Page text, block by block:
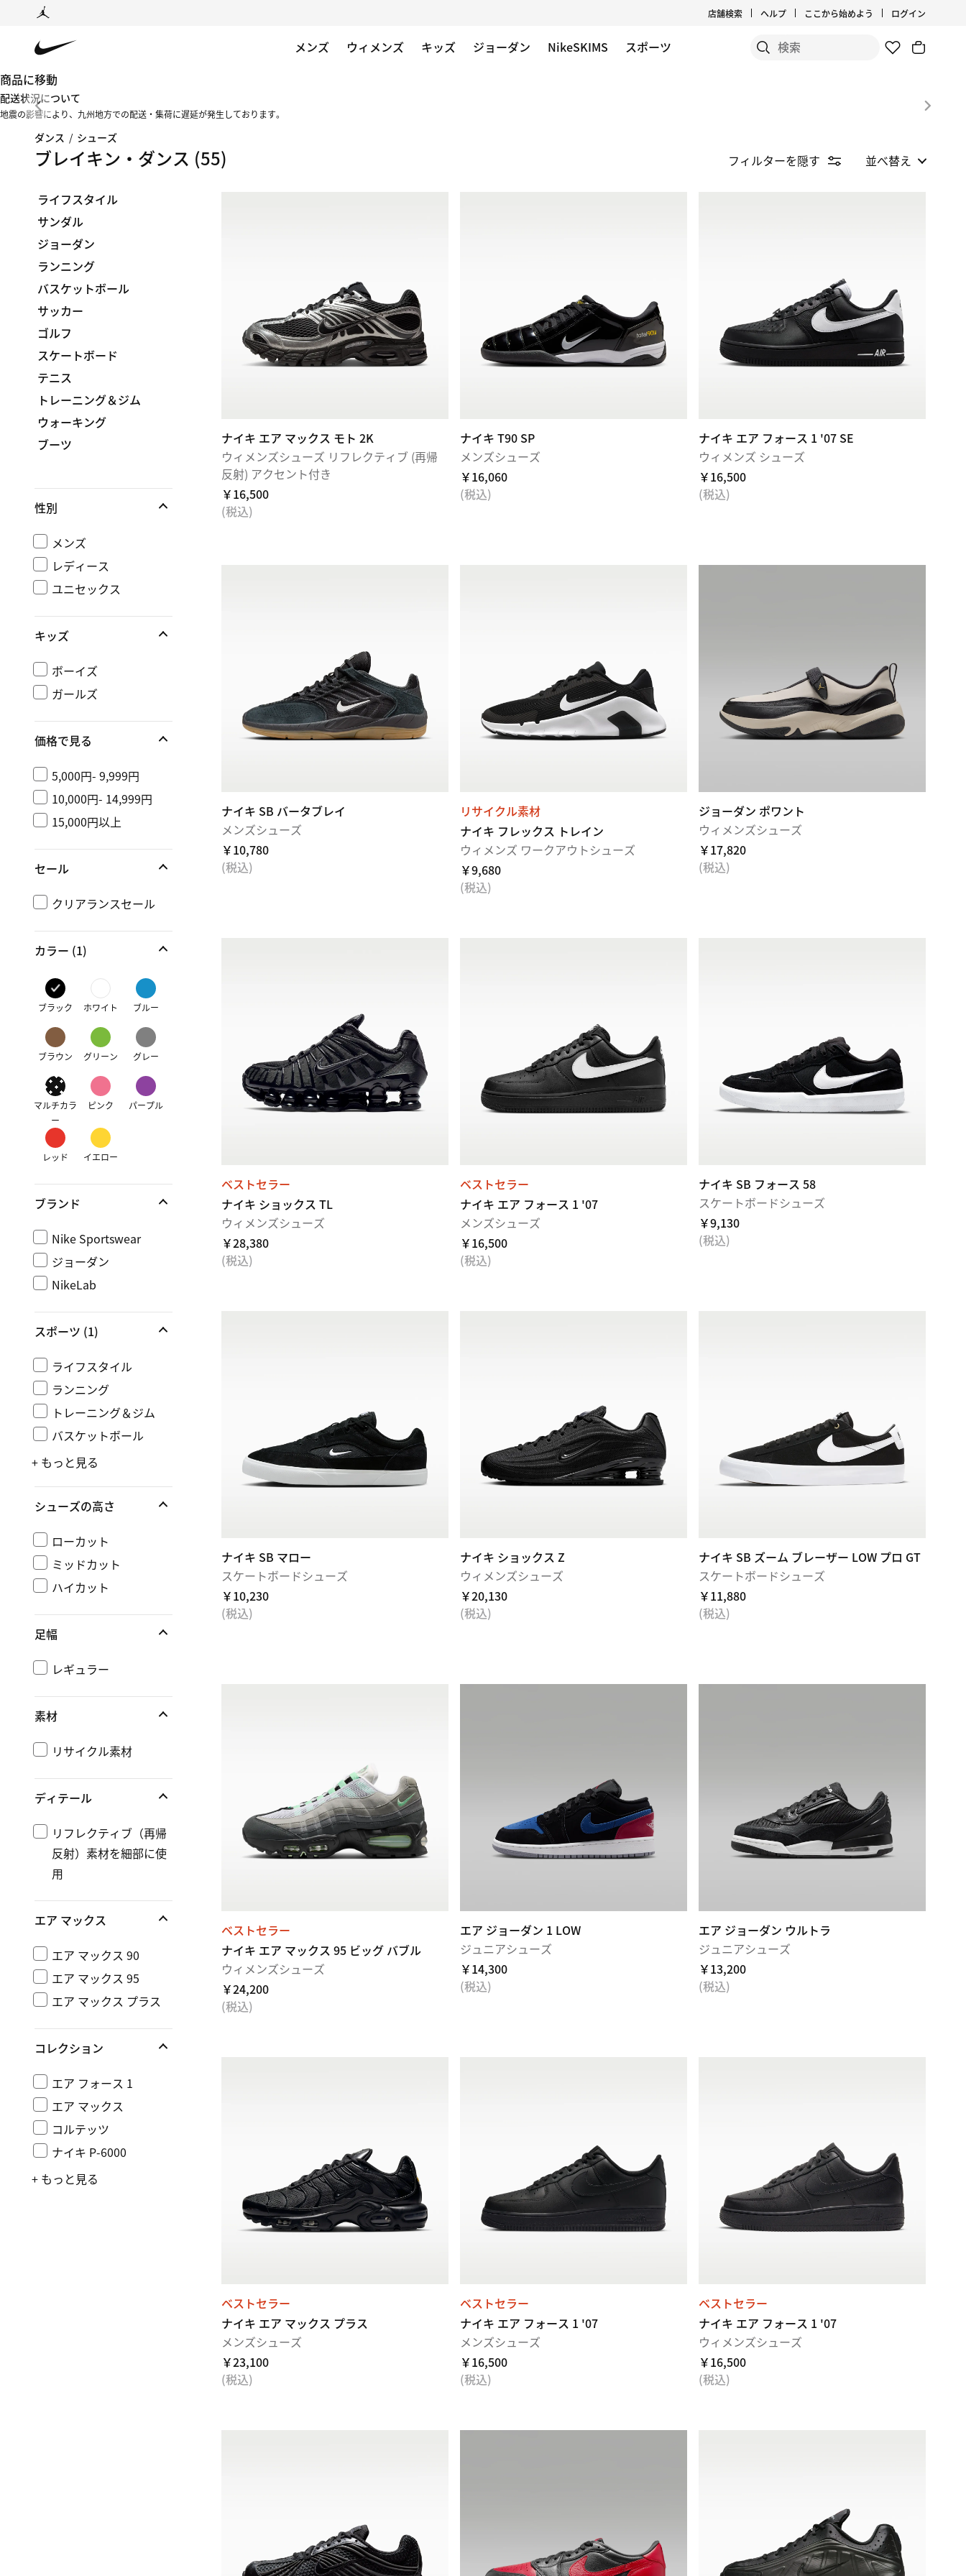
店舗検索 ヘルプ ここから始めよう ログイン
メンズ ウィメンズ キッズ ジョーダン NikeSKIMS
スポーツ
商品に移動
配送状況について
地震の影響により、九州地方での配送・集荷に遅延が発生しております。
ダンス / シューズ
ブレイキン・ダンス (55) フィルターを隠す 並べ替え
ライフスタイル
サンダル
ジョーダン
ランニング
バスケットボール
サッカー
ゴルフ
スケートボード
テニス
トレーニング＆ジム
ウォーキング
ブーツ
性別
メンズ
レディース
ユニセックス
キッズ
ボーイズ
ガールズ
価格で見る
5,000円- 9,999円
10,000円- 14,999円
15,000円以上
セール
クリアランスセール
カラー (1)
ブラック ホワイト ブルー
ブラウン グリーン グレー
マルチカラ
ー
ピンク パープル
レッド イエロー
ブランド
Nike Sportswear
ジョーダン
NikeLab
スポーツ (1)
ライフスタイル
ランニング
トレーニング＆ジム
バスケットボール
+ もっと見る
シューズの高さ
ローカット
ミッドカット
ハイカット
足幅
レギュラー
素材
リサイクル素材
ディテール
リフレクティブ（再帰
反射）素材を細部に使
用
エア マックス
エア マックス 90
エア マックス 95
エア マックス プラス
コレクション
エア フォース 1
エア マックス
コルテッツ
ナイキ P-6000
+ もっと見る
ナイキ エア マックス モト 2K
ウィメンズシューズ リフレクティブ (再帰
反射) アクセント付き
￥16,500
(税込)
ナイキ T90 SP
メンズシューズ
￥16,060
(税込)
ナイキ エア フォース 1 '07 SE
ウィメンズ シューズ
￥16,500
(税込)
ナイキ SB バータブレイ
メンズシューズ
￥10,780
(税込)
リサイクル素材
ナイキ フレックス トレイン
ウィメンズ ワークアウトシューズ
￥9,680
(税込)
ジョーダン ポワント
ウィメンズシューズ
￥17,820
(税込)
ベストセラー
ナイキ ショックス TL
ウィメンズシューズ
￥28,380
(税込)
ベストセラー
ナイキ エア フォース 1 '07
メンズシューズ
￥16,500
(税込)
ナイキ SB フォース 58
スケートボードシューズ
￥9,130
(税込)
ナイキ SB マロー
スケートボードシューズ
￥10,230
(税込)
ナイキ ショックス Z
ウィメンズシューズ
￥20,130
(税込)
ナイキ SB ズーム ブレーザー LOW プロ GT
スケートボードシューズ
￥11,880
(税込)
ベストセラー
ナイキ エア マックス 95 ビッグ バブル
ウィメンズシューズ
￥24,200
(税込)
エア ジョーダン 1 LOW
ジュニアシューズ
￥14,300
(税込)
エア ジョーダン ウルトラ
ジュニアシューズ
￥13,200
(税込)
ベストセラー
ナイキ エア マックス プラス
メンズシューズ
￥23,100
(税込)
ベストセラー
ナイキ エア フォース 1 '07
メンズシューズ
￥16,500
(税込)
ベストセラー
ナイキ エア フォース 1 '07
ウィメンズシューズ
￥16,500
(税込)